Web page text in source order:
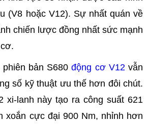
(V8 hoặc V12). Sự nhất quán về
chiến lược đồng nhất sức mạnh
bản S680động cơ V12 vẫn
số kỹ thuật ưu thế hơn đôi chút.
xi-lanh này tạo ra công suất 621
xoắn cực đại 900 Nm, nhỉnh hơn